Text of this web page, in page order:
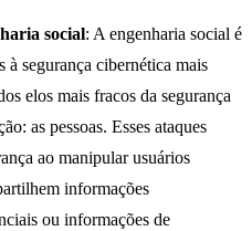
social: A engenharia social é
à segurança cibernética mais
elos mais fracos da segurança
as pessoas. Esses ataques
ao manipular usuários
informações
ou informações de